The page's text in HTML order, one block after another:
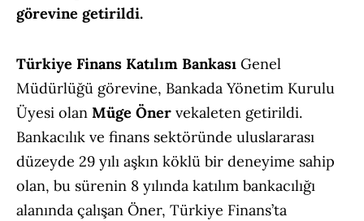
görevine getirildi.
Türkiye Finans Katılım Bankası Genel
Müdürlüğü görevine, Bankada Yönetim Kurulu
Üyesi olan Müge Öner vekaleten getirildi.
Bankacılık ve finans sektöründe uluslararası
düzeyde 29 yılı aşkın köklü bir deneyime sahip
olan, bu sürenin 8 yılında katılım bankacılığı
alanında çalışan Öner, Türkiye Finans’ta